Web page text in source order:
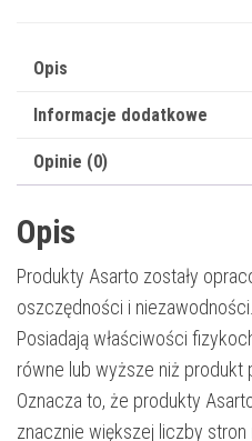
9000
black
Opis
Informacje dodatkowe
Opinie (0)
Opis
Produkty Asarto zostały
oszczędności i niezawodności.
Posiadają właściwości
równe lub wyższe niż produkt
Oznacza to, że produkty
znacznie większej liczby stron